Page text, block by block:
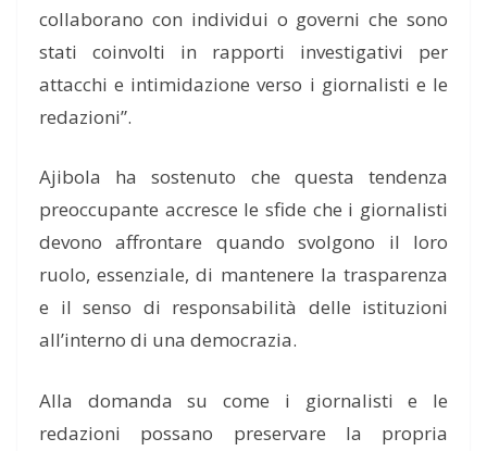
collaborano con individui o governi che sono
stati coinvolti in rapporti investigativi per
attacchi e intimidazione verso i giornalisti e le
redazioni”.
Ajibola ha sostenuto che questa tendenza
preoccupante accresce le sfide che i giornalisti
devono affrontare quando svolgono il loro
ruolo, essenziale, di mantenere la trasparenza
e il senso di responsabilità delle istituzioni
all’interno di una democrazia.
Alla domanda su come i giornalisti e le
redazioni possano preservare la propria